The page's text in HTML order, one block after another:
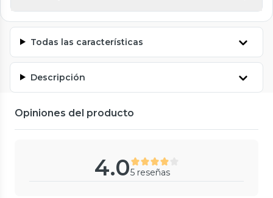
Todas las características
Descripción
Opiniones del producto
4.05 reseñas